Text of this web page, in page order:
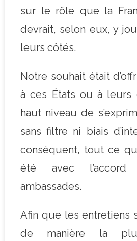
sur le rôle que la
devrait, selon eux, y
leurs côtés.
Notre souhait était
à ces États ou à leurs
haut niveau de
sans filtre ni biais
conséquent, tout ce
été avec l’accord
ambassades.
Afin que les entretiens
de manière la